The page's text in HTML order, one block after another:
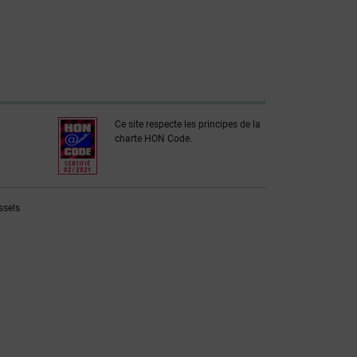
Ce site respecte les principes de la
charte HON Code.